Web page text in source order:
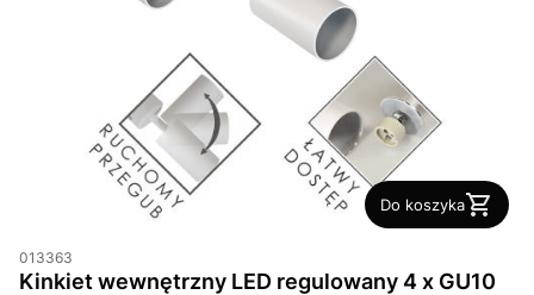
Do koszyka
013363
Kinkiet wewnętrzny LED regulowany 4 x GU10